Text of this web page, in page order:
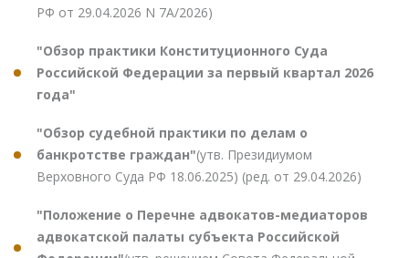
РФ от 29.04.2026 N 7А/2026)
"Обзор практики Конституционного Суда
Российской Федерации за первый квартал 2026
года"
"Обзор судебной практики по делам о
банкротстве граждан"(утв. Президиумом
Верховного Суда РФ 18.06.2025) (ред. от 29.04.2026)
"Положение о Перечне адвокатов-медиаторов
адвокатской палаты субъекта Российской